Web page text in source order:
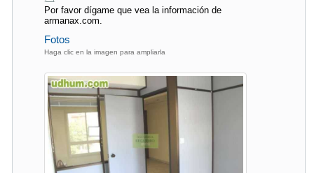
Por favor dígame que vea la información de
armanax.com.
Fotos
Haga clic en la imagen para ampliarla